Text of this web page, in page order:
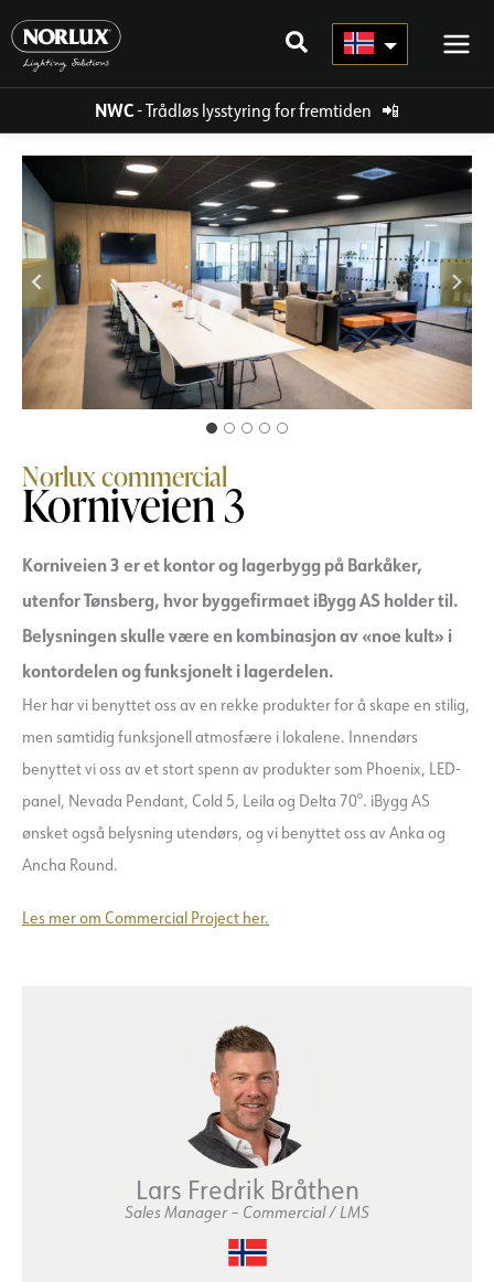
rett
innholdet
NWC- Trådløs lysstyring for fremtiden 📲
Norlux commercial
Korniveien 3
Korniveien 3 er et kontor og lagerbygg på Barkåker,
utenfor Tønsberg, hvor byggefirmaet iBygg AS holder til.
Belysningen skulle være en kombinasjon av «noe kult» i
kontordelen og funksjonelt i lagerdelen.
Her har vi benyttet oss av en rekke produkter for å skape en stilig,
men samtidig funksjonell atmosfære i lokalene. Innendørs
benyttet vi oss av et stort spenn av produkter som Phoenix, LED-
panel, Nevada Pendant, Cold 5, Leila og Delta 70°. iBygg AS
ønsket også belysning utendørs, og vi benyttet oss av Anka og
Ancha Round.
Les mer om Commercial Project her.
Lars Fredrik Bråthen
Sales Manager – Commercial / LMS